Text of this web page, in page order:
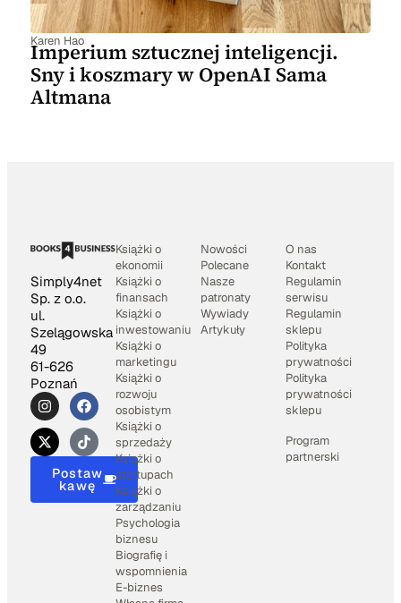
Karen Hao
Imperium sztucznej inteligencji.
Sny i koszmary w OpenAI Sama
Altmana
Simply4net
Sp. z o.o.
ul.
Szelągowska
49
61-626
Poznań
Postaw
kawę
Książki o
ekonomii
Książki o
finansach
Książki o
inwestowaniu
Książki o
marketingu
Książki o
rozwoju
osobistym
Książki o
sprzedaży
Książki o
startupach
Książki o
zarządzaniu
Psychologia
biznesu
Biografię i
wspomnienia
E-biznes
Nowości
Polecane
Nasze
patronaty
Wywiady
Artykuły
O nas
Kontakt
Regulamin
serwisu
Regulamin
sklepu
Polityka
prywatności
Polityka
prywatności
sklepu
Program
partnerski